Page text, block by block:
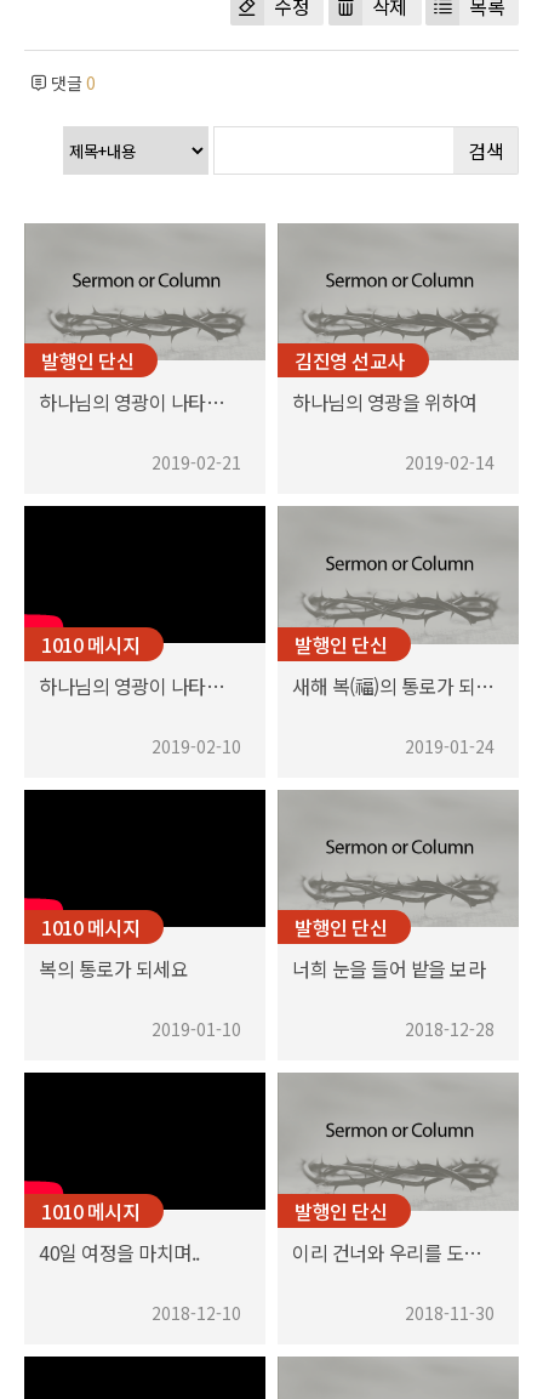
수정 삭제 목록
댓글0
검색
발행인 단신
하나님의 영광이 나타나게 하라
2019-02-21
김진영 선교사
하나님의 영광을 위하여
2019-02-14
1010 메시지
하나님의 영광이 나타나게 하라
2019-02-10
발행인 단신
새해 복(福)의 통로가 되세요
2019-01-24
1010 메시지
복의 통로가 되세요
2019-01-10
발행인 단신
너희 눈을 들어 밭을 보라
2018-12-28
1010 메시지
40일 여정을 마치며..
2018-12-10
발행인 단신
이리 건너와 우리를 도와주세요
2018-11-30